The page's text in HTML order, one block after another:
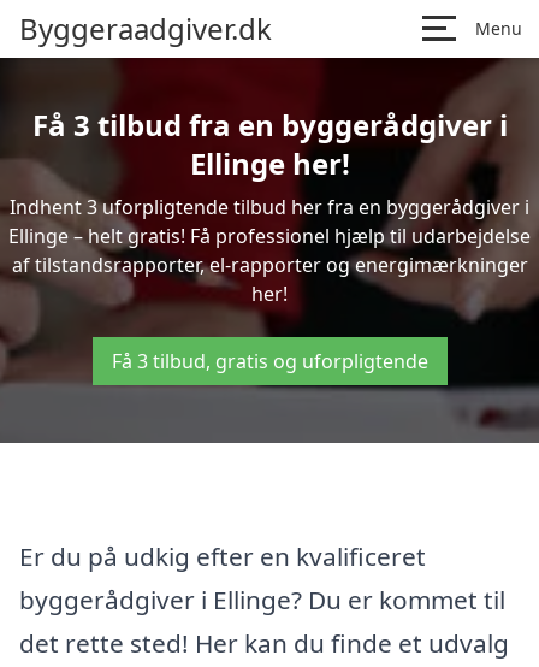
Byggeraadgiver.dk Menu
Få 3 tilbud fra en byggerådgiver i
Ellinge her!
Indhent 3 uforpligtende tilbud her fra en byggerådgiver i
Ellinge – helt gratis! Få professionel hjælp til udarbejdelse
af tilstandsrapporter, el-rapporter og energimærkninger
her!
Få 3 tilbud, gratis og uforpligtende
Er du på udkig efter en kvalificeret
byggerådgiver i Ellinge? Du er kommet til
det rette sted! Her kan du finde et udvalg